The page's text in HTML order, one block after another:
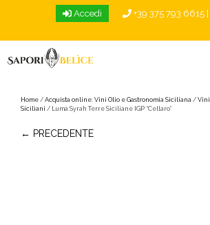
Accedi +39 375 793 6615
Home / Acquista online: Vini Olio e Gastronomia Siciliana /
Siciliani / Lumà Syrah Terre Siciliane IGP “Cellaro”
← PRECEDENTE